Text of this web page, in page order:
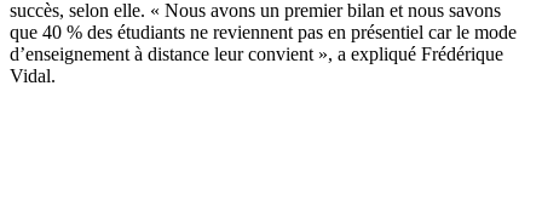
succès, selon elle. « Nous avons un premier bilan et nous savons
que 40 % des étudiants ne reviennent pas en présentiel car le mode
d’enseignement à distance leur convient », a expliqué Frédérique
Vidal.